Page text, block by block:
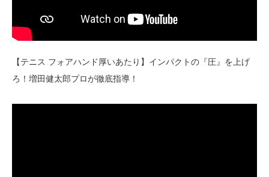
【テニス フォアハンド厚いあたり】インパクトの『圧』を上げ
ろ！増田健太郎プロが徹底指導！